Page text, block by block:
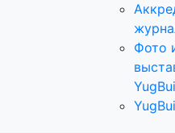
Фото